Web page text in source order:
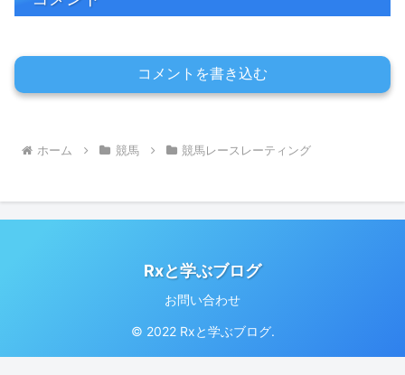
コメントを書き込む
ホーム 競馬 競馬レースレーティング
Rxと学ぶブログ
お問い合わせ
© 2022 Rxと学ぶブログ.